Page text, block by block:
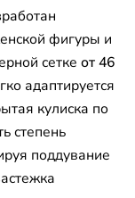
фигуры и
сетке от 46
адаптируется
кулиска по
степень
поддувание